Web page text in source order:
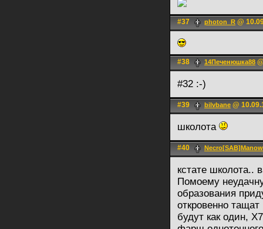
#37 photon_R @
#38 14Печенюшка88
#32 :-)
#39 bilvbane @
школота
#40
кстате школота..
Помоему
образования
откровенно
будут как один,